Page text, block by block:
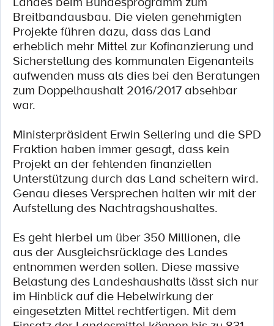
Breitbandausbau. Die vielen genehmigten
Projekte führen dazu, dass das Land
erheblich mehr Mittel zur Kofinanzierung und
Sicherstellung des kommunalen Eigenanteils
aufwenden muss als dies bei den Beratungen
zum Doppelhaushalt 2016/2017 absehbar
war.
Ministerpräsident Erwin Sellering und die SPD
Fraktion haben immer gesagt, dass kein
Projekt an der fehlenden finanziellen
Unterstützung durch das Land scheitern wird.
Genau dieses Versprechen halten wir mit der
Aufstellung des Nachtragshaushaltes.
Es geht hierbei um über 350 Millionen, die
aus der Ausgleichsrücklage des Landes
entnommen werden sollen. Diese massive
Belastung des Landeshaushalts lässt sich nur
im Hinblick auf die Hebelwirkung der
eingesetzten Mittel rechtfertigen. Mit dem